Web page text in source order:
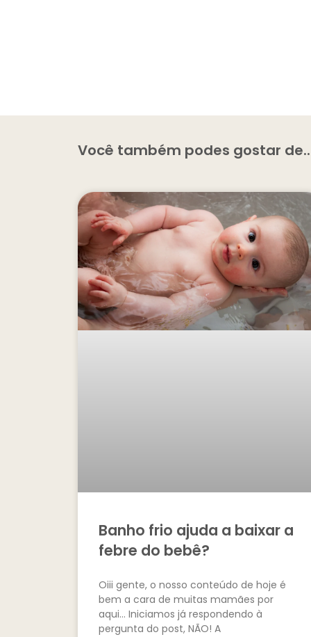
Você também podes gostar
Banho frio ajuda a baixar a
febre do bebê?
Oiii gente, o nosso conteúdo de hoje é
bem a cara de muitas mamães por
aqui… Iniciamos já respondendo à
pergunta do post, NÃO! A